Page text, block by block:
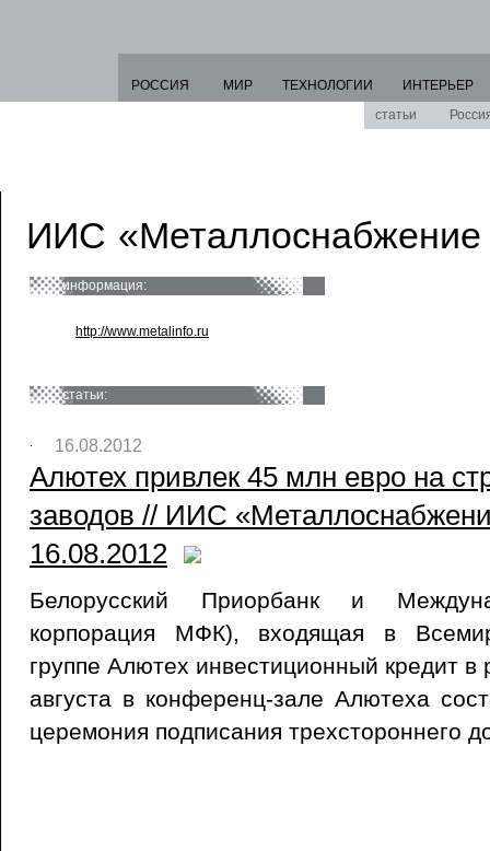
РОССИЯ МИР ТЕХНОЛОГИИ
ИНТЕРЬЕР
статьи
ИИС «Металлоснабжение
информация:
http://www.metalinfo.ru
статьи:
16.08.2012
Алютех привлек 45 млн евро на
заводов // ИИС
16.08.2012
Белорусский Приорбанк и
корпорация МФК), входящая в
группе Алютех инвестиционный кредит
августа в конференц-зале Алютеха
церемония подписания трехстороннего